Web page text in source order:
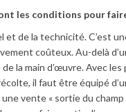
les conditions pour
et de la technicité. C’est
coûteux. Au-delà
la main d’œuvre. Avec
il faut être équipé
vente « sortie du champ